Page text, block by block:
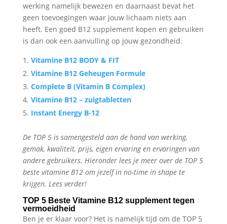
werking namelijk bewezen en daarnaast bevat het
geen toevoegingen waar jouw lichaam niets aan
heeft. Een goed B12 supplement kopen en gebruiken
is dan ook een aanvulling op jouw gezondheid.
Vitamine B12 BODY & FIT
Vitamine B12 Geheugen Formule
Complete B (Vitamin B Complex)
Vitamine B12 – zuigtabletten
Instant Energy B-12
De TOP 5 is samengesteld aan de hand van werking,
gemak, kwaliteit, prijs, eigen ervaring en ervaringen van
andere gebruikers. Hieronder lees je meer over de TOP 5
beste vitamine B12 om jezelf in no-time in shape te
krijgen. Lees verder!
TOP 5 Beste Vitamine B12 supplement tegen
vermoeidheid
Ben je er klaar voor? Het is namelijk tijd om de TOP 5